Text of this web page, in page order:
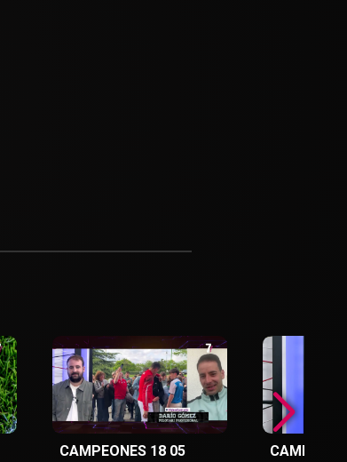
CAMPEONES 18 05